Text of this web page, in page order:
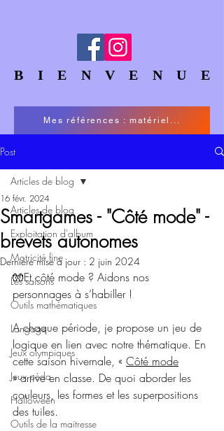
Mes références : matériel...
BIENVENUE
BIENVENUE
Post
Articles de blog
Exploitation d'album
Motricité fine
Les saisons
Outils mathématiques
Langage
Jeux olympiques
Jeux péda
Halloween
Outils de la maitresse
Articles de blog
Smartgames - "Côté mode" -
brevets autonomes
16 févr. 2024
Dernière mise à jour : 2 juin 2024
🧤Et côté mode ? Aidons nos
personnages à s’habiller !
A chaque période, je propose un jeu de
logique en lien avec notre thématique. En
cette saison hivernale, « Côté mode
» arrive en classe. De quoi aborder les
couleurs, les formes et les superpositions
des tuiles.